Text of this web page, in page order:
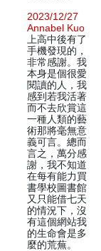
2023/12/27
Annabel Kuo
上高中後有了
手機發現的，
非常感謝。我
本身是個很愛
閱讀的人，我
感到若我活著
而不去欣賞這
一種人類的藝
術那將毫無意
義可言。總而
言之，萬分感
謝，我不知道
在每有能力買
書學校圖書館
又只能借七天
的情況下，沒
有這個網站我
的生命會是多
麼的荒蕪。